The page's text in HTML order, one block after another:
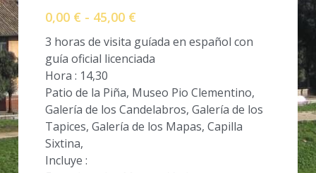
0,00 € - 45,00 €
3 horas de visita guíada en español con
guía oficial licenciada
Hora : 14,30
Patio de la Piña, Museo Pio Clementino,
Galería de los Candelabros, Galería de los
Tapices, Galería de los Mapas, Capilla
Sixtina,
Incluye :